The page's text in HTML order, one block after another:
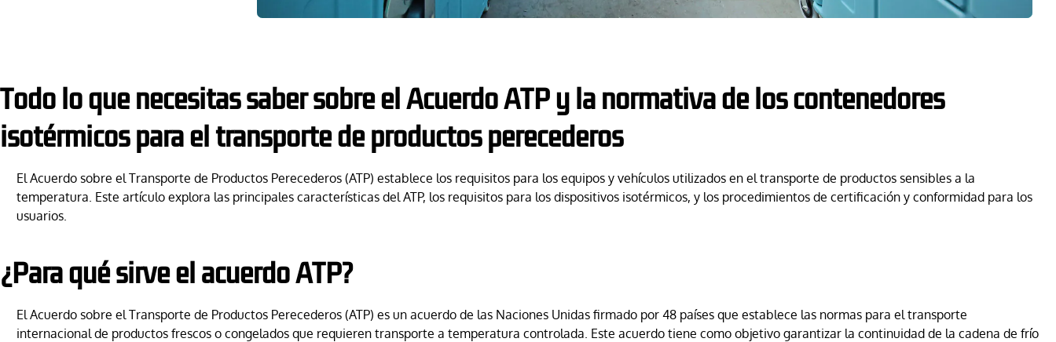
Todo lo que necesitas saber sobre el Acuerdo ATP y la normativa de los contenedores
isotérmicos para el transporte de productos perecederos
El Acuerdo sobre el Transporte de Productos Perecederos (ATP) establece los requisitos para los equipos y vehículos utilizados en el transporte de productos sensibles a la
temperatura. Este artículo explora las principales características del ATP, los requisitos para los dispositivos isotérmicos, y los procedimientos de certificación y conformidad para los
usuarios.
¿Para qué sirve el acuerdo ATP?
El Acuerdo sobre el Transporte de Productos Perecederos (ATP) es un acuerdo de las Naciones Unidas firmado por 48 países que establece las normas para el transporte
internacional de productos frescos o congelados que requieren transporte a temperatura controlada. Este acuerdo tiene como objetivo garantizar la continuidad de la cadena de frío